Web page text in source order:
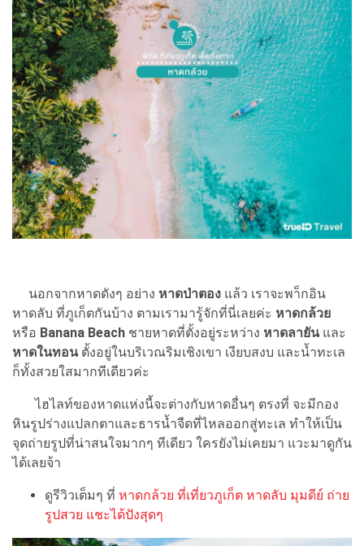
นอกจากหาดดังๆ อย่าง หาดป่าตอง แล้ว เราจะพา็กอิน
หาดลับ ที่ภูเก็ตกันบ้าง ตามเรามารู้จักที่นี่เลยค่ะ หาดกล้วย
หรือ Banana Beach ชายหาดที่ตั้งอยู่ระหว่าง หาดลายัน และ
หาดในทอนตั้งอยู่ในบริเวณริมเชิงเขา เงียบสงบ และน้ำทะเล
ก็ทั้งสวยใสมากทีเดียวค่ะ
ไฮไลท์ของหาดแห่งนี้จะต่างกับหาดอื่นๆ ตรงที่ จะมีกอง
หินรูปร่างแปลกตาและธารน้ำจืดที่ไหลออกสู่ทะเล ทำให้เป็น
จุดถ่ายรูปที่น่าสนใจมากๆ ทีเดียว ใครยังไม่เคยมา แวะมาดูกัน
ได้เลยจ้า
ดูรีวิวเต็มๆ ที่ หาดกล้วย ที่เที่ยวภูเก็ต หาดลับ มุมดีย์ ถ่าย
รูปสวย แชะได้ปังสุดๆ